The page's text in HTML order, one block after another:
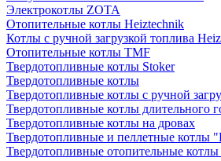
Электрокотлы ZOTA
Отопительные котлы Heiztechnik
Котлы с ручной загрузкой топлива
Отопительные котлы TMF
Твердотопливные котлы Stoker
Твердотопливные котлы
Твердотопливные котлы с ручной
Твердотопливные котлы длительного
Твердотопливные котлы на дровах
Твердотопливные и пеллетные котлы
Твердотопливные отопительные